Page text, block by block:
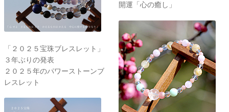
「２０２５宝珠ブレスレット」
３年ぶりの発表
２０２５年のパワーストーンブ
レスレット
開運「心の癒し」